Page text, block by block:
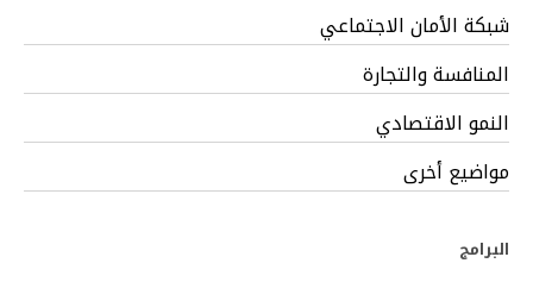
شبكة الأمان الاجتماعي
المنافسة والتجارة
النمو الاقتصادي
مواضيع أخرى
البرامج